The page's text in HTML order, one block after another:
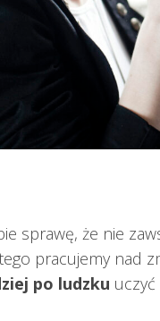
sprawę, że nie
pracujemy nad
po ludzku uczyć